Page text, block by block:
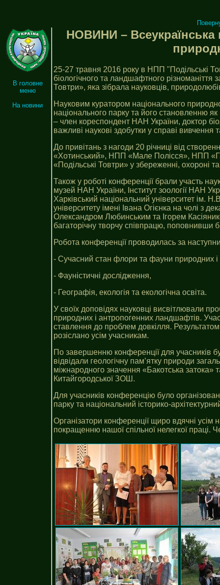
В головне
меню
На новини
НОВИНИ – Всеукраїнська
25-27 травня 2016 року в НПП "Подільські
біологічного та ландшафтного
Товтри», яка зібрала науковців,
Науковим куратором національного
національного парку та його становленню
– член кореспондент НАН України, доктор
важливі наукові здобутки у справі
До привітань з нагоди 20 річниці від
«Хотинський», НПП «Мале Полісся», НПП
«Подільські Товтри» у збереженні, охороні
Також у роботі конференції брали участь
музей НАН України, Інститут зоології НАН
Харківський національний університет ім.
університету імені Івана Огієнка на чолі
Олександром Любинським та Ігорем
багаторічну творчу співпрацю, поповнивши
Робота конференції проводилась за
- Сучасний стан флори та фауни природних
- Фауністичні дослідження,
- Географія, екологія та екологічна освіта.
У своїх доповідях науковці висвітлювали
природних і антропогенних ландшафтів.
ставлення до проблем довкілля.
розіслано усім учасникам.
По завершенню конференції для учасників
відвідали геологічну пам’ятку природи
міжнародного значення «Бакотська затока»
Китайгородської ЗОШ.
Для учасників конференцію було
парку та національний історико-
Організатори конференції щиро вдячні усім
покращенню нашої спільної нелегкої праці.